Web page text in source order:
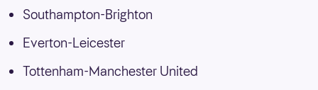
Southampton-Brighton
Everton-Leicester
Tottenham-Manchester United